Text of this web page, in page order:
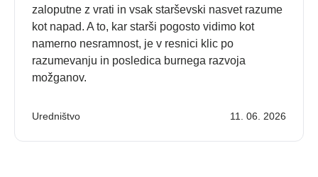
zaloputne z vrati in vsak starševski nasvet razume
kot napad. A to, kar starši pogosto vidimo kot
namerno nesramnost, je v resnici klic po
razumevanju in posledica burnega razvoja
možganov.
Uredništvo 11. 06. 2026